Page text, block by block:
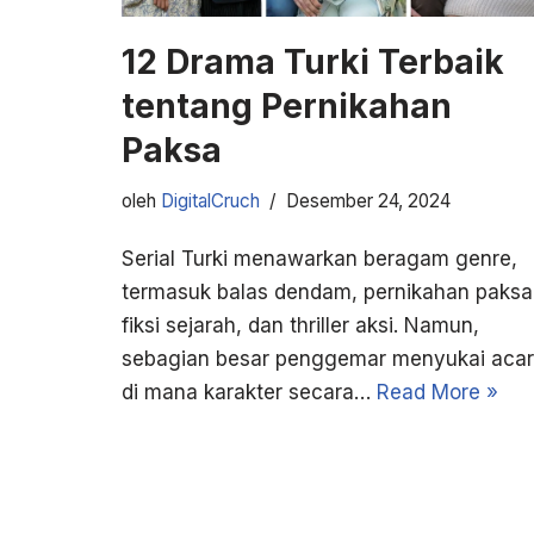
12 Drama Turki Terbaik
tentang Pernikahan
Paksa
oleh DigitalCruch Desember 24, 2024
Serial Turki menawarkan beragam genre,
termasuk balas dendam, pernikahan
fiksi sejarah, dan thriller aksi. Namun,
sebagian besar penggemar menyukai
di mana karakter secara… Read More »